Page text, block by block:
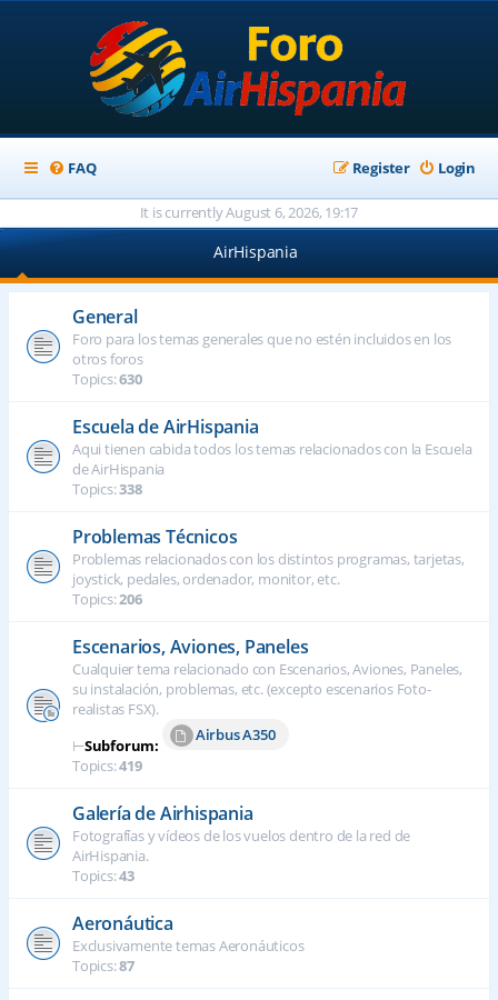
FAQ Login
Register
It is currently August 6, 2026, 19:17
AirHispania
General
Foro para los temas generales que no estén incluidos en los
otros foros
Topics:630
Escuela de AirHispania
Aqui tienen cabida todos los temas relacionados con la Escuela
de AirHispania
Topics:338
Problemas Técnicos
Problemas relacionados con los distintos programas, tarjetas,
joystick, pedales, ordenador, monitor, etc.
Topics:206
Escenarios, Aviones, Paneles
Cualquier tema relacionado con Escenarios, Aviones, Paneles,
su instalación, problemas, etc. (excepto escenarios Foto-
realistas FSX).
⊢Subforum:
Airbus A350
Topics:419
Galería de Airhispania
Fotografías y vídeos de los vuelos dentro de la red de
AirHispania.
Topics:43
Aeronáutica
Exclusivamente temas Aeronáuticos
Topics:87